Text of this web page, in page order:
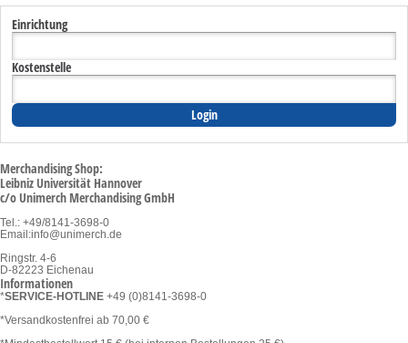
Einrichtung
Kostenstelle
Merchandising Shop:
Leibniz Universität Hannover
c/o Unimerch Merchandising GmbH
Tel.: +49/8141-3698-0
Email:info@unimerch.de
Ringstr. 4-6
D-82223 Eichenau
Informationen
*SERVICE-HOTLINE +49 (0)8141-3698-0
*Versandkostenfrei ab 70,00 €